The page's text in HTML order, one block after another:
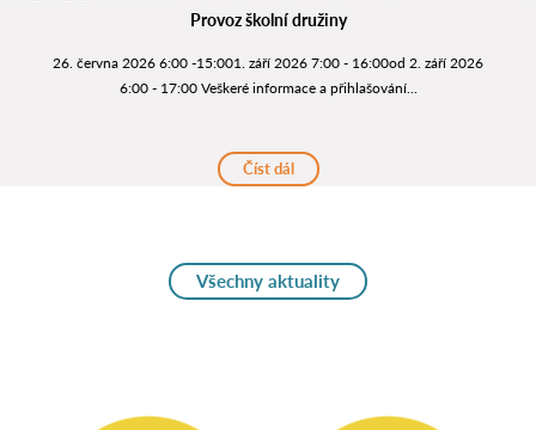
Provoz školní družiny
26. června 2026 6:00 -15:001. září 2026 7:00 - 16:00od 2. září 2026
6:00 - 17:00 Veškeré informace a přihlašování...
Číst dál
Všechny aktuality